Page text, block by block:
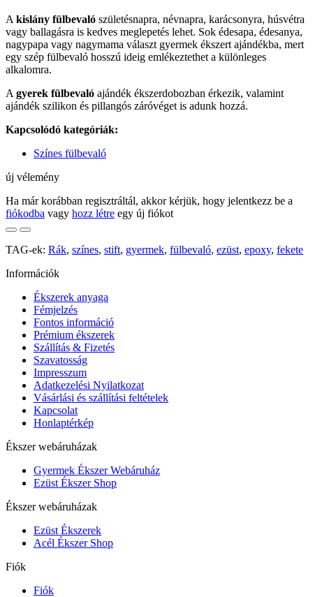
A kislány fülbevaló születésnapra, névnapra, karácsonyra, húsvétra
vagy ballagásra is kedves meglepetés lehet. Sok édesapa, édesanya,
nagypapa vagy nagymama választ gyermek ékszert ajándékba, mert
egy szép fülbevaló hosszú ideig emlékeztethet a különleges
alkalomra.
A gyerek fülbevaló ajándék ékszerdobozban érkezik, valamint
ajándék szilikon és pillangós záróvéget is adunk hozzá.
Kapcsolódó kategóriák:
Színes fülbevaló
új vélemény
Ha már korábban regisztráltál, akkor kérjük, hogy jelentkezz be a
fiókodba vagy hozz létre egy új fiókot
TAG-ek: Rák, színes, stift, gyermek, fülbevaló, ezüst, epoxy, fekete
Információk
Ékszerek anyaga
Fémjelzés
Fontos információ
Prémium ékszerek
Szállítás & Fizetés
Szavatosság
Impresszum
Adatkezelési Nyilatkozat
Vásárlási és szállítási feltételek
Kapcsolat
Honlaptérkép
Ékszer webáruházak
Gyermek Ékszer Webáruház
Ezüst Ékszer Shop
Ékszer webáruházak
Ezüst Ékszerek
Acél Ékszer Shop
Fiók
Fiók